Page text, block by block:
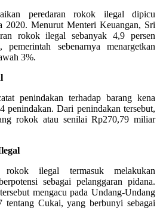
peredaran rokok ilegal dipicu
2020. Menurut Menteri Keuangan, Sri
rokok ilegal sebanyak 4,9 persen
pemerintah sebenarnya menargetkan
3%.
penindakan terhadap barang kena
penindakan. Dari penindakan tersebut,
rokok atau senilai Rp270,79 miliar
rokok ilegal termasuk melakukan
sebagai pelanggaran pidana.
mengacu pada Undang-Undang
Cukai, yang berbunyi sebagai